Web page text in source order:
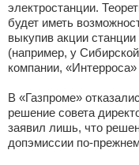
электростанции.
будет иметь
выкупив акции
(например, у
компании,
В «Газпроме»
решение совета
заявил лишь, что
допэмиссии по-